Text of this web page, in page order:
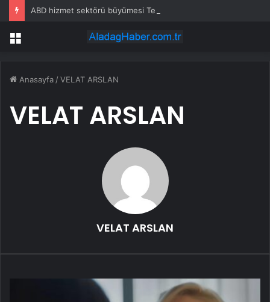
Menü
Anasayfa /VELAT ARSLAN
VELAT ARSLAN
VELAT ARSLAN